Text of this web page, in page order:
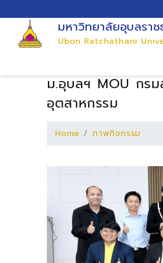
มหาวิทยาลัยอุบลราช
Ubon Ratchathani
ม.อุบลฯ MOU กร
อุตสาหกรรม
Home ภาพกิจกรรม